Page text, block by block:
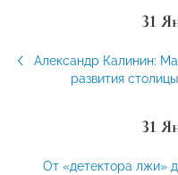
31
Александр Калинин:
развития
31
От «детектора лжи»